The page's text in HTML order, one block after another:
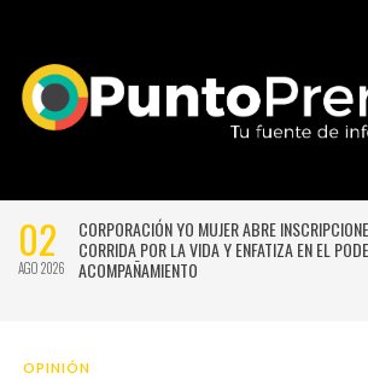
02
AGO 2026
CORPORACIÓN YO MUJER ABRE
CORRIDA POR LA VIDA Y ENFATIZA EN EL
ACOMPAÑAMIENTO
OPINIÓN